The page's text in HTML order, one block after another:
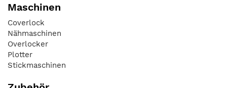
Maschinen
Coverlock
Nähmaschinen
Overlocker
Plotter
Stickmaschinen